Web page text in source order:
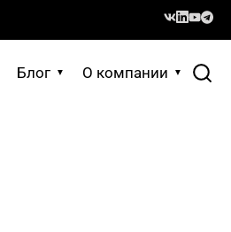
Блог О компании